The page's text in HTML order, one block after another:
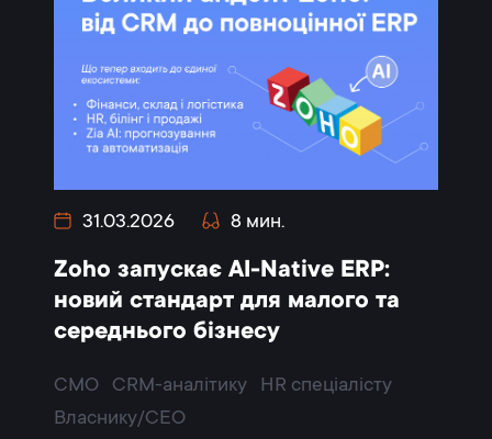
31.03.2026 8 мин.
Zoho запускає AI-Native ERP:
новий стандарт для малого та
середнього бізнесу
CMO CRM-аналітику
HR спеціалісту
Власнику/CEO